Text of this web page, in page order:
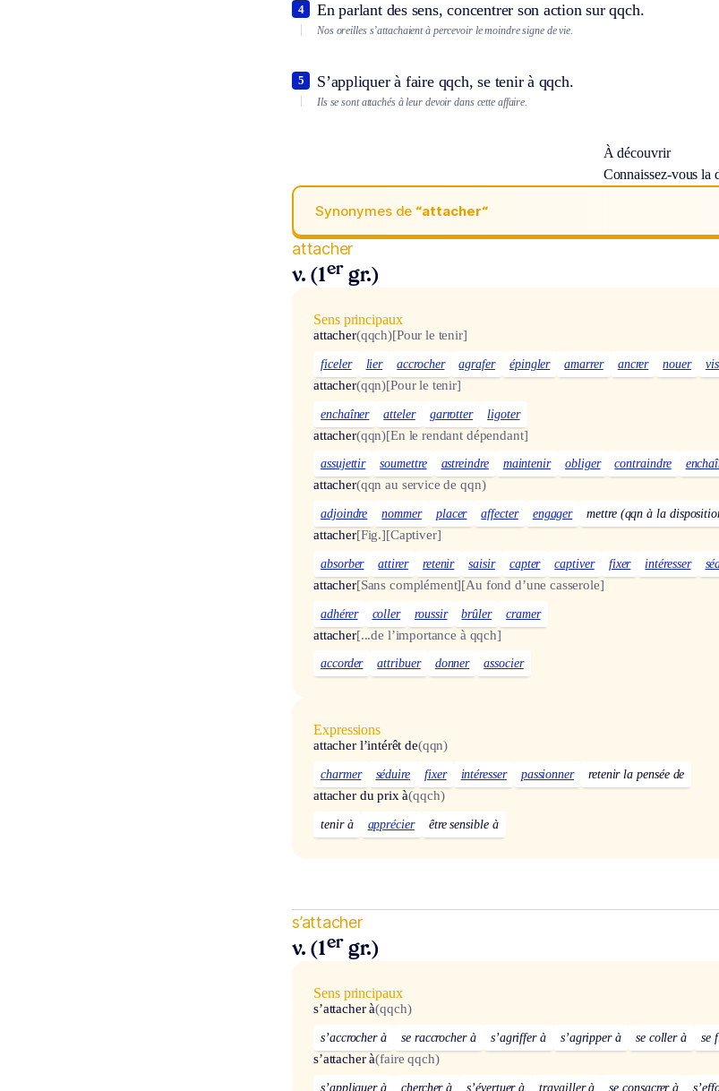
En parlant des sens, concentrer son action sur qqch.
4
Nos oreilles s’attachaient à percevoir le moindre signe de vie.
S’appliquer à faire qqch, se tenir à qqch.
5
Ils se sont attachés à leur devoir dans cette affaire.
À découvrir
Connaissez-vous la
Synonymes de “attacher“
attacher
v. (1er gr.)
Sens principaux
attacher(qqch)[Pour le tenir]
ficeler lier accrocher agrafer épingler amarrer ancrer nouer
attacher(qqn)[Pour le tenir]
enchaîner atteler garrotter ligoter
attacher(qqn)[En le rendant dépendant]
assujettir soumettre astreindre maintenir obliger contraindre
attacher(qqn au service de qqn)
adjoindre nommer placer affecter engager mettre (qqn à la
attacher[Fig.][Captiver]
absorber attirer retenir saisir capter captiver fixer intéresser
attacher[Sans complément][Au fond d’une casserole]
adhérer coller roussir brûler cramer
attacher[...de l’importance à qqch]
accorder attribuer donner associer
Expressions
attacher l’intérêt de(qqn)
charmer séduire fixer intéresser passionner retenir la pensée de
attacher du prix à(qqch)
tenir à apprécier être sensible à
s’attacher
v. (1er gr.)
Sens principaux
s’attacher à(qqch)
s’accrocher à se raccrocher à s’agriffer à s’agripper à se coller à se
s’attacher à(faire qqch)
s’appliquer à chercher à s’évertuer à travailler à se consacrer à